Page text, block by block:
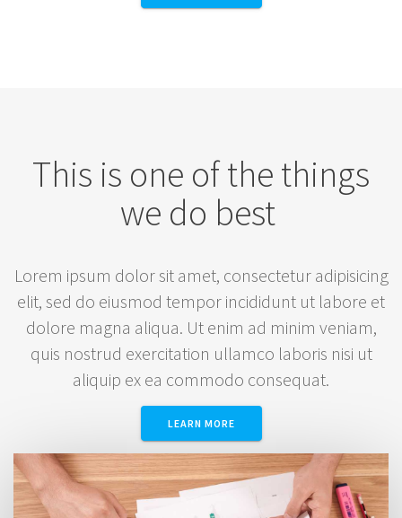
This is one of the things
we do best
Lorem ipsum dolor sit amet, consectetur adipisicing
elit, sed do eiusmod tempor incididunt ut labore et
dolore magna aliqua. Ut enim ad minim veniam,
quis nostrud exercitation ullamco laboris nisi ut
aliquip ex ea commodo consequat.
LEARN MORE